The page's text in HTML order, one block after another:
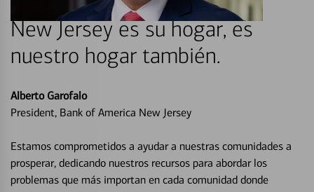
New Jersey es su hogar, es
nuestro hogar también.
Alberto Garofalo
President, Bank of America New Jersey
Estamos comprometidos a ayudar a nuestras comunidades a
prosperar, dedicando nuestros recursos para abordar los
problemas que más importan en cada comunidad donde